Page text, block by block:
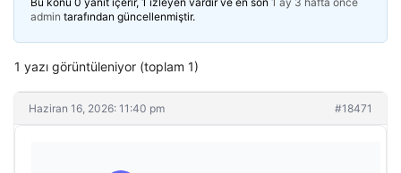
admin tarafından güncellenmiştir.
1 yazı görüntüleniyor (toplam 1)
Haziran 16, 2026: 11:40 pm #18471